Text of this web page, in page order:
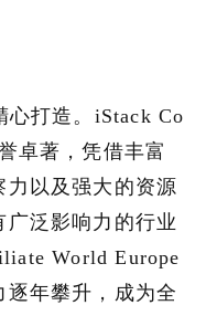
心打造。iStack Co
卓著，凭借丰富
力以及强大的资源
泛影响力的行业
World Europe
年攀升，成为全